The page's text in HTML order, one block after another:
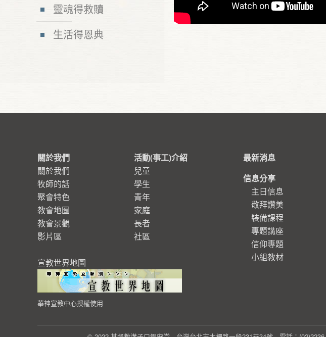
靈魂得救贖
生活得恩典
關於我們
關於我們
牧師的話
聚會特色
教會地圖
教會景觀
影片區
宣教世界地圖
華神宣教中心授權使用
活動(事工)介紹
兒童
學生
青年
家庭
長者
社區
最新消息
信息分享
主日信息
敬拜讚美
裝備課程
專題講座
信仰專題
小組教材